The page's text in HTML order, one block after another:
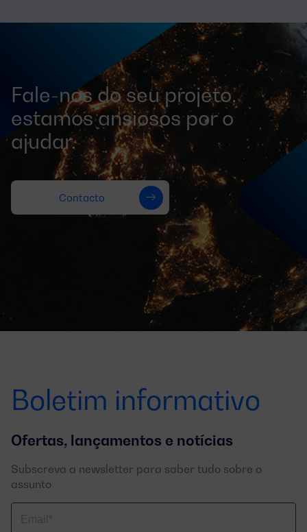
Fale-nos do seu projeto,
estamos ansiosos por o
ajudar.
Contacto
Boletim informativo
Ofertas, lançamentos e notícias
Subscreva a newsletter para saber tudo sobre o
assunto